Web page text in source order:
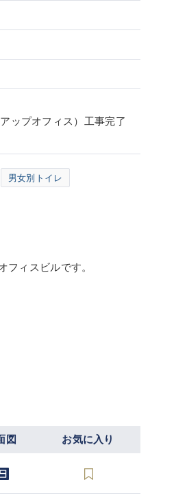
ップオフィス）工事完了
男女別トイレ
ィスビルです。
図 お気に入り